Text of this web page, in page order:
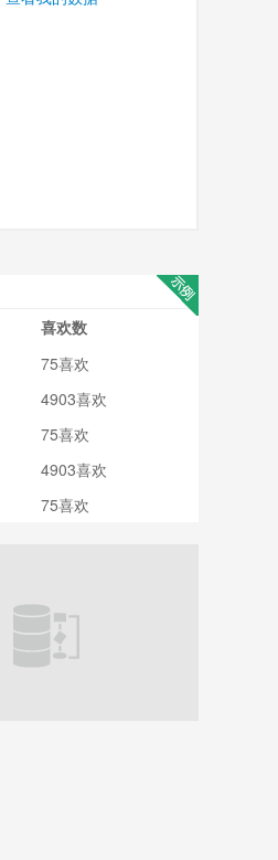
喜欢数
75喜欢
4903喜欢
75喜欢
4903喜欢
75喜欢